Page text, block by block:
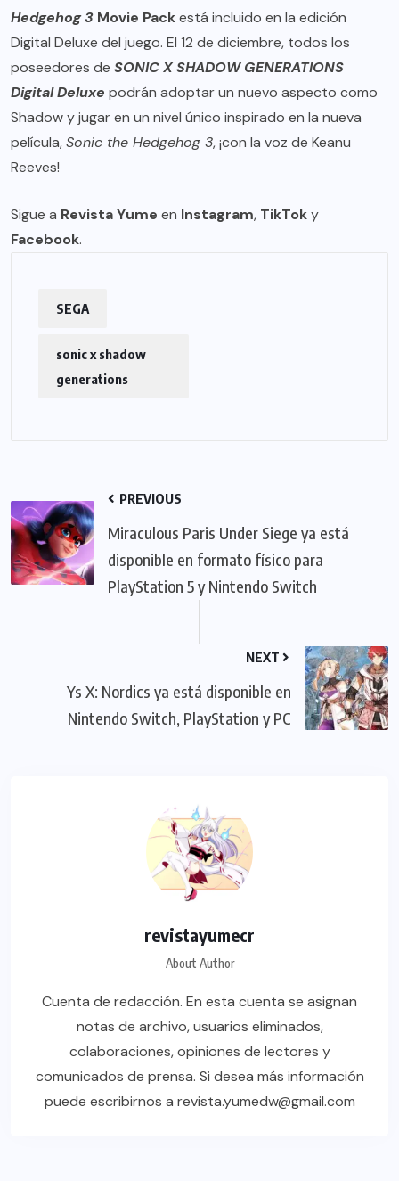
Hedgehog 3 Movie Packestá incluido en la edición
Digital Deluxe del juego. El 12 de diciembre, todos los
poseedores de SONIC X SHADOW GENERATIONS
Digital Deluxe podrán adoptar un nuevo aspecto como
Shadow y jugar en un nivel único inspirado en la nueva
película,Sonic the Hedgehog 3, ¡con la voz de Keanu
Reeves!
Sigue a Revista Yume en Instagram, TikToky
Facebook.
SEGA
sonic x shadow
generations
PREVIOUS
Miraculous Paris Under Siege ya está
disponible en formato físico para
PlayStation 5 y Nintendo Switch
NEXT
Ys X: Nordics ya está disponible en
Nintendo Switch, PlayStation y PC
revistayumecr
About Author
Cuenta de redacción. En esta cuenta se asignan
notas de archivo, usuarios eliminados,
colaboraciones, opiniones de lectores y
comunicados de prensa. Si desea más información
puede escribirnos a revista.yumedw@gmail.com